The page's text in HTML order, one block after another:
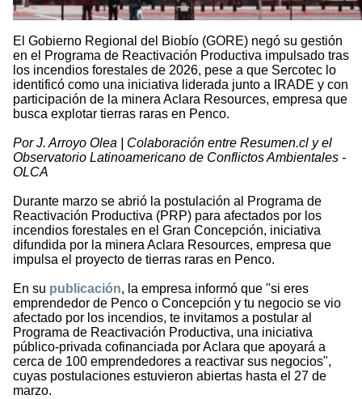
El Gobierno Regional del Biobío (GORE) negó su gestión
en el Programa de Reactivación Productiva impulsado tras
los incendios forestales de 2026, pese a que Sercotec lo
identificó como una iniciativa liderada junto a IRADE y con
participación de la minera Aclara Resources, empresa que
busca explotar tierras raras en Penco.
Por J. Arroyo Olea | Colaboración entre Resumen.cl y el
Observatorio Latinoamericano de Conflictos Ambientales -
OLCA
Durante marzo se abrió la postulación al Programa de
Reactivación Productiva (PRP) para afectados por los
incendios forestales en el Gran Concepción, iniciativa
difundida por la minera Aclara Resources, empresa que
impulsa el proyecto de tierras raras en Penco.
En su publicación, la empresa informó que "si eres
emprendedor de Penco o Concepción y tu negocio se vio
afectado por los incendios, te invitamos a postular al
Programa de Reactivación Productiva, una iniciativa
público-privada cofinanciada por Aclara que apoyará a
cerca de 100 emprendedores a reactivar sus negocios",
cuyas postulaciones estuvieron abiertas hasta el 27 de
marzo.